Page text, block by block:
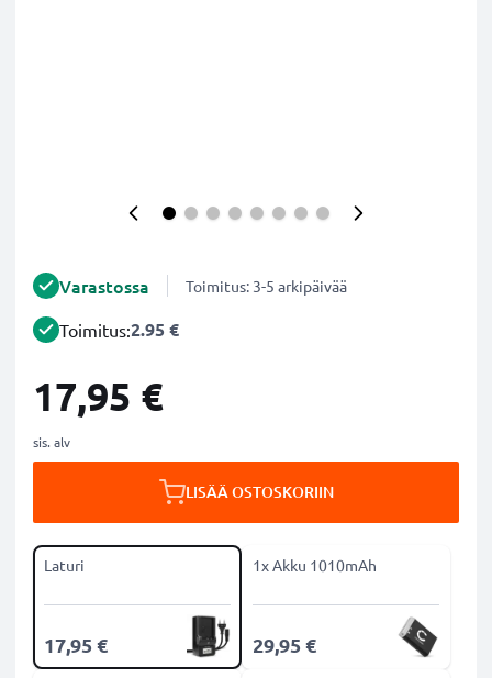
Varastossa Toimitus: 3-5 arkipäivää
Toimitus:2.95 €
17,95 €
sis. alv
LISÄÄ OSTOSKORIIN
Laturi
17,95 €
1x Akku 1010mAh
29,95 €